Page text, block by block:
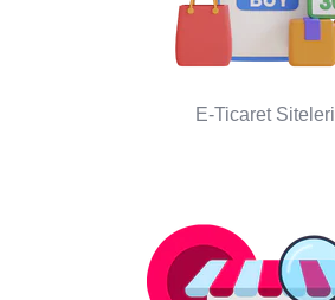
E-Ticaret Siteleri